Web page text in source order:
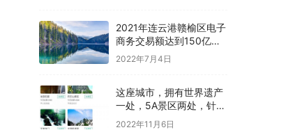
2021年连云港赣榆区电子
商务交易额达到150亿
元，快递出口量达到1.08
2022年7月4日
这座城市，拥有世界遗产
一处，5A景区两处，针对
全国游客免费开放
2022年11月6日